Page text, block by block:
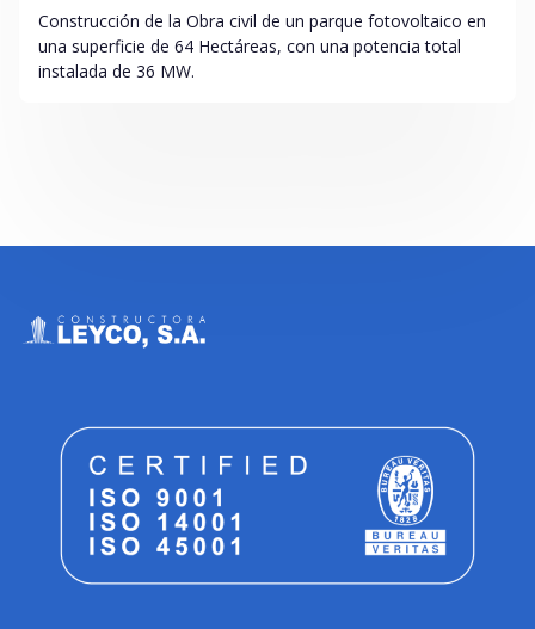
Construcción de la Obra civil de un parque fotovoltaico en
una superficie de 64 Hectáreas, con una potencia total
instalada de 36 MW.
Leyco